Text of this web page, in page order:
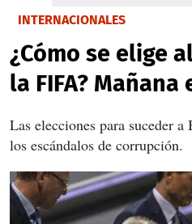
INTERNACIONALES
¿Cómo se elige
la FIFA?
Las elecciones para suceder
los escándalos de corrupción.